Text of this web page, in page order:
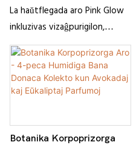
Vizaĝskrabilo kaj
Korposkrabilo por Milda
Purigado kaj Hidratiga
Prizorgo
La haŭtflegada aro Pink Glow
inkluzivas vizaĝpurigilon,
vizaĝskrabilon kaj
korposkrabilon por profunda
purigo, milda deskvamiĝo kaj
hidratigita haŭto.
Botanika Korpoprizorga